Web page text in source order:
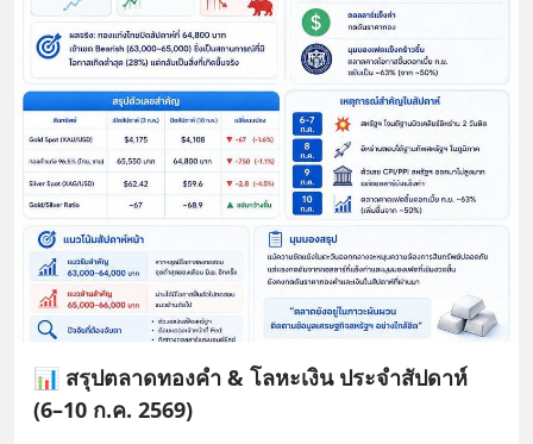
📊 สรุปตลาดทองคำ & โลหะเงิน ประจำสัปดาห์
(6–10 ก.ค. 2569)